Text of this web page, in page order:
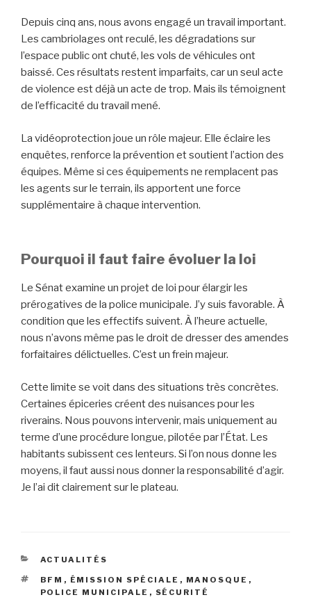
Depuis cinq ans, nous avons engagé un travail important.
Les cambriolages ont reculé, les dégradations sur
l’espace public ont chuté, les vols de véhicules ont
baissé. Ces résultats restent imparfaits, car un seul acte
de violence est déjà un acte de trop. Mais ils témoignent
de l’efficacité du travail mené.
La vidéoprotection joue un rôle majeur. Elle éclaire les
enquêtes, renforce la prévention et soutient l’action des
équipes. Même si ces équipements ne remplacent pas
les agents sur le terrain, ils apportent une force
supplémentaire à chaque intervention.
Pourquoi il faut faire évoluer la loi
Le Sénat examine un projet de loi pour élargir les
prérogatives de la police municipale. J’y suis favorable. À
condition que les effectifs suivent. À l’heure actuelle,
nous n’avons même pas le droit de dresser des amendes
forfaitaires délictuelles. C’est un frein majeur.
Cette limite se voit dans des situations très concrètes.
Certaines épiceries créent des nuisances pour les
riverains. Nous pouvons intervenir, mais uniquement au
terme d’une procédure longue, pilotée par l’État. Les
habitants subissent ces lenteurs. Si l’on nous donne les
moyens, il faut aussi nous donner la responsabilité d’agir.
Je l’ai dit clairement sur le plateau.
ACTUALITÉS
BFM , ÉMISSION SPÉCIALE , MANOSQUE ,
POLICE MUNICIPALE , SÉCURITÉ